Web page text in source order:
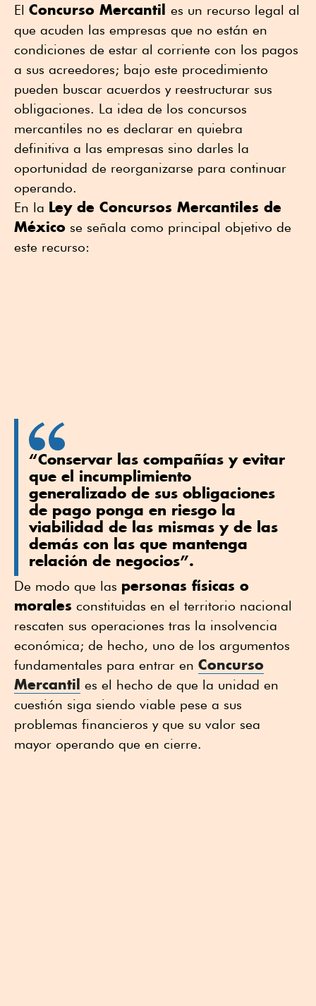
El Concurso Mercantil es un recurso legal al
que acuden las empresas que no están en
condiciones de estar al corriente con los pagos
a sus acreedores; bajo este procedimiento
pueden buscar acuerdos y reestructurar sus
obligaciones. La idea de los concursos
mercantiles no es declarar en quiebra
definitiva a las empresas sino darles la
oportunidad de reorganizarse para continuar
operando.
En la Ley de Concursos Mercantiles de
México se señala como principal objetivo de
este recurso:
“Conservar las compañías y evitar
que el incumplimiento
generalizado de sus obligaciones
de pago ponga en riesgo la
viabilidad de las mismas y de las
demás con las que mantenga
relación de negocios”.
De modo que las personas físicas o
morales constituidas en el territorio nacional
rescaten sus operaciones tras la insolvencia
económica; de hecho, uno de los argumentos
fundamentales para entrar en Concurso
Mercantil es el hecho de que la unidad en
cuestión siga siendo viable pese a sus
problemas financieros y que su valor sea
mayor operando que en cierre.